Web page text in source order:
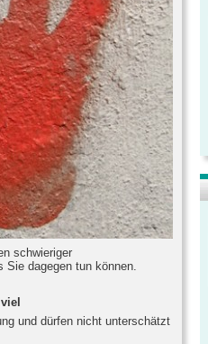
schwieriger
Sie dagegen tun können.
und dürfen nicht unterschätzt